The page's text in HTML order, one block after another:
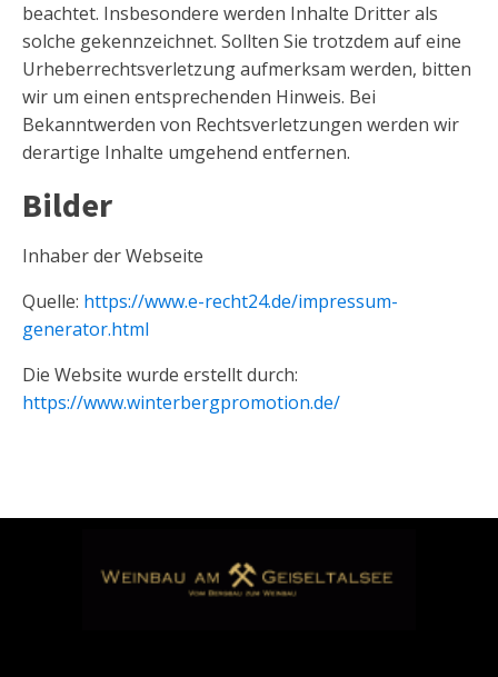
beachtet. Insbesondere werden Inhalte Dritter als
solche gekennzeichnet. Sollten Sie trotzdem auf eine
Urheberrechtsverletzung aufmerksam werden, bitten
wir um einen entsprechenden Hinweis. Bei
Bekanntwerden von Rechtsverletzungen werden wir
derartige Inhalte umgehend entfernen.
Bilder
Inhaber der Webseite
Quelle: https://www.e-recht24.de/impressum-
generator.html
Die Website wurde erstellt durch:
https://www.winterbergpromotion.de/